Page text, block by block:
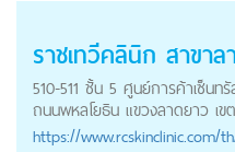
ราชเทวีคลินิก สาขา
510-511 ชั้น 5 ศูนย์การค้าเซ็น
ถนนพหลโยธิน แขวงลาดยาว เข
https://www.rcskinclinic.com/